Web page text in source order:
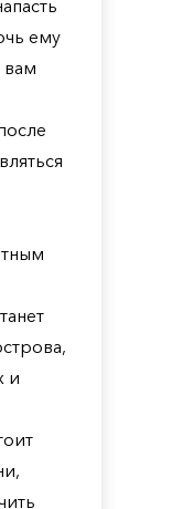
ему
вам
и